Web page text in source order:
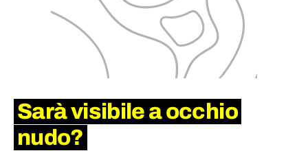
Sarà visibile a occhio
nudo?